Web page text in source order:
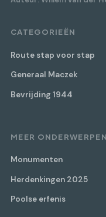
CATEGORIEËN
Route stap voor stap
Generaal Maczek
Bevrijding 1944
MEER ONDERWERPEN
Monumenten
Herdenkingen 2025
Poolse erfenis